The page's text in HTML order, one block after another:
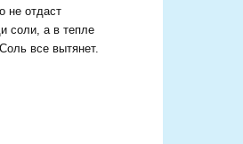
не отдаст
соли, а в тепле
все вытянет.